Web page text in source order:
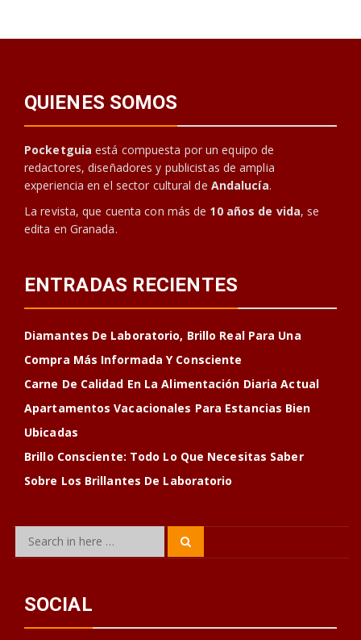
QUIENES SOMOS
Pocketguia está compuesta por un equipo de
redactores, diseñadores y publicistas de amplia
experiencia en el sector cultural de Andalucía.
La revista, que cuenta con más de 10 años de vida, se
edita en Granada.
ENTRADAS RECIENTES
Diamantes De Laboratorio, Brillo Real Para Una
Compra Más Informada Y Consciente
Carne De Calidad En La Alimentación Diaria Actual
Apartamentos Vacacionales Para Estancias Bien
Ubicadas
Brillo Consciente: Todo Lo Que Necesitas Saber
Sobre Los Brillantes De Laboratorio
Search
SOCIAL